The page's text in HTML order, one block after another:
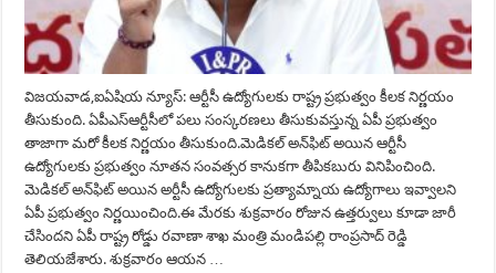
విజయవాడ,ఐఏషియ న్యూస్: ఆర్టీసీ ఉద్యోగులకు రాష్ట్ర ప్రభుత్వం కీలక నిర్ణయం
తీసుకుంది. ఏపీఎస్ఆర్టీసీలో పలు సంస్కరణలు తీసుకువస్తున్న ఏపీ ప్రభుత్వం
తాజాగా మరో కీలక నిర్ణయం తీసుకుంది.మెడికల్ అన్‌ఫిట్ అయిన ఆర్టీసీ
ఉద్యోగులకు ప్రభుత్వం నూతన సంవత్సర కానుకగా తీపికబురు వినిపించింది.
మెడికల్ అన్‌ఫిట్ అయిన అర్టీసీ ఉద్యోగులకు ప్రత్యామ్నాయ ఉద్యోగాలు ఇవ్వాలని
ఏపీ ప్రభుత్వం నిర్ణయించింది.ఈ మేరకు శుక్రవారం రోజున ఉత్తర్వులు కూడా జారీ
చేసిందని ఏపీ రాష్ట్ర రోడ్డు రవాణా శాఖ మంత్రి మండిపల్లి రాంప్రసాద్ రెడ్డి
తెలియజేశారు. శుక్రవారం ఆయన …